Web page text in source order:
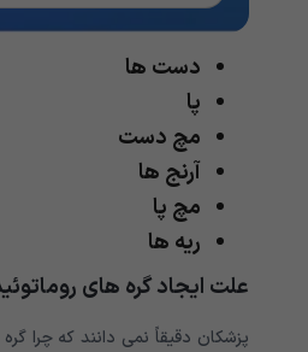
دست ها
پا
مچ دست
آرنج ها
مچ پا
ریه ها
علت ایجاد گره های
پزشکان دقیقاً نمی دانند که چرا